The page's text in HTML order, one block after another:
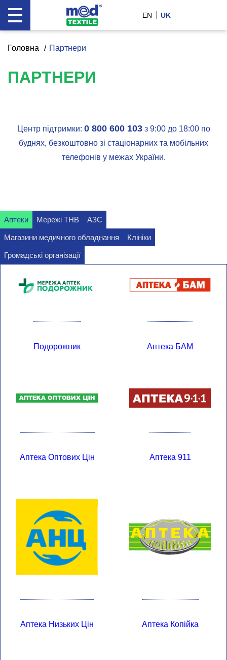
EN UK
Головна Партнери
ПАРТНЕРИ
Центр підтримки: 0 800 600 103з 9:00 до 18:00 по
буднях, безкоштовно зі стаціонарних та мобільних
телефонів у межах України.
Аптеки Мережі ТНВ АЗС
Магазини медичного обладнання Клініки
Громадські організації
Подорожник Аптека БАМ
Аптека Оптових Цін Аптека 911
Аптека Низьких Цін Аптека Копійка